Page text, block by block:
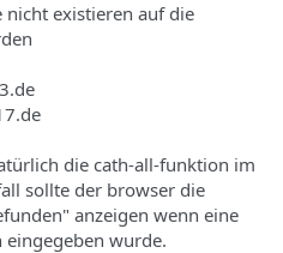
existieren auf die
die cath-all-funktion im
sollte der browser die
anzeigen wenn eine
wurde.